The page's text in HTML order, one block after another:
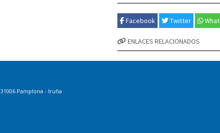
Facebook Twitter
ENLACES RELACIONADOS
Pamplona - Iruña